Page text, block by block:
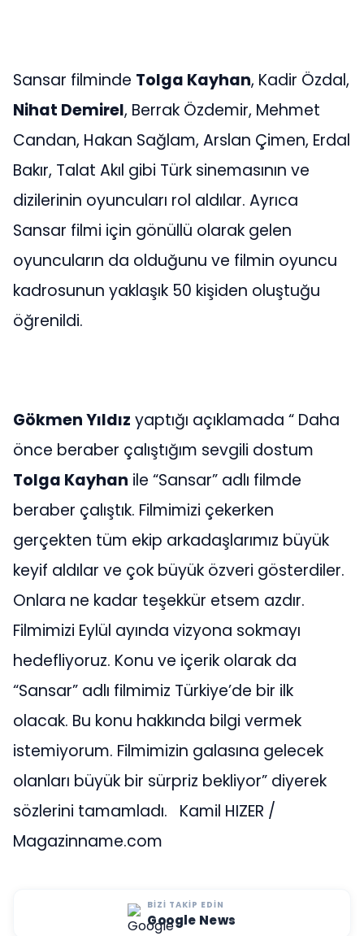
Sansar filminde Tolga Kayhan, Kadir Özdal,
Nihat Demirel, Berrak Özdemir, Mehmet
Candan, Hakan Sağlam, Arslan Çimen, Erdal
Bakır, Talat Akıl gibi Türk sinemasının ve
dizilerinin oyuncuları rol aldılar. Ayrıca
Sansar filmi için gönüllü olarak gelen
oyuncuların da olduğunu ve filmin oyuncu
kadrosunun yaklaşık 50 kişiden oluştuğu
öğrenildi.
Gökmen Yıldız yaptığı açıklamada “ Daha
önce beraber çalıştığım sevgili dostum
Tolga Kayhan ile “Sansar” adlı filmde
beraber çalıştık. Filmimizi çekerken
gerçekten tüm ekip arkadaşlarımız büyük
keyif aldılar ve çok büyük özveri gösterdiler.
Onlara ne kadar teşekkür etsem azdır.
Filmimizi Eylül ayında vizyona sokmayı
hedefliyoruz. Konu ve içerik olarak da
“Sansar” adlı filmimiz Türkiye’de bir ilk
olacak. Bu konu hakkında bilgi vermek
istemiyorum. Filmimizin galasına gelecek
olanları büyük bir sürpriz bekliyor” diyerek
sözlerini tamamladı. Kamil HIZER /
Magazinname.com
BIZI TAKIP EDIN
Google News